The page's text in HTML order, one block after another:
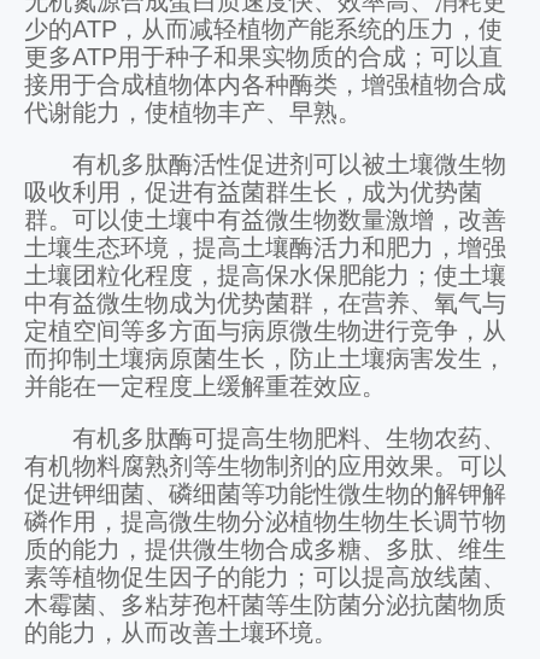
少的ATP，从而减轻植物产能系统的压力，使
更多ATP用于种子和果实物质的合成；可以直
接用于合成植物体内各种酶类，增强植物合成
代谢能力，使植物丰产、早熟。
有机多肽酶活性促进剂可以被土壤微生物
吸收利用，促进有益菌群生长，成为优势菌
群。可以使土壤中有益微生物数量激增，改善
土壤生态环境，提高土壤酶活力和肥力，增强
土壤团粒化程度，提高保水保肥能力；使土壤
中有益微生物成为优势菌群，在营养、氧气与
定植空间等多方面与病原微生物进行竞争，从
而抑制土壤病原菌生长，防止土壤病害发生，
并能在一定程度上缓解重茬效应。
有机多肽酶可提高生物肥料、生物农药、
有机物料腐熟剂等生物制剂的应用效果。可以
促进钾细菌、磷细菌等功能性微生物的解钾解
磷作用，提高微生物分泌植物生物生长调节物
质的能力，提供微生物合成多糖、多肽、维生
素等植物促生因子的能力；可以提高放线菌、
木霉菌、多粘芽孢杆菌等生防菌分泌抗菌物质
的能力，从而改善土壤环境。